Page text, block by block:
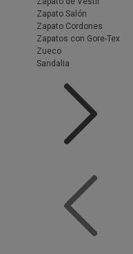
Zapato Salón
Zapato Cordones
Zapatos con Gore-Tex
Zueco
Sandalia